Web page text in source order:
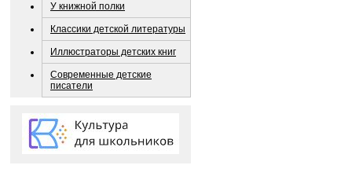
У книжной полки
Классики детской литературы
Иллюстраторы детских книг
Современные детские
писатели